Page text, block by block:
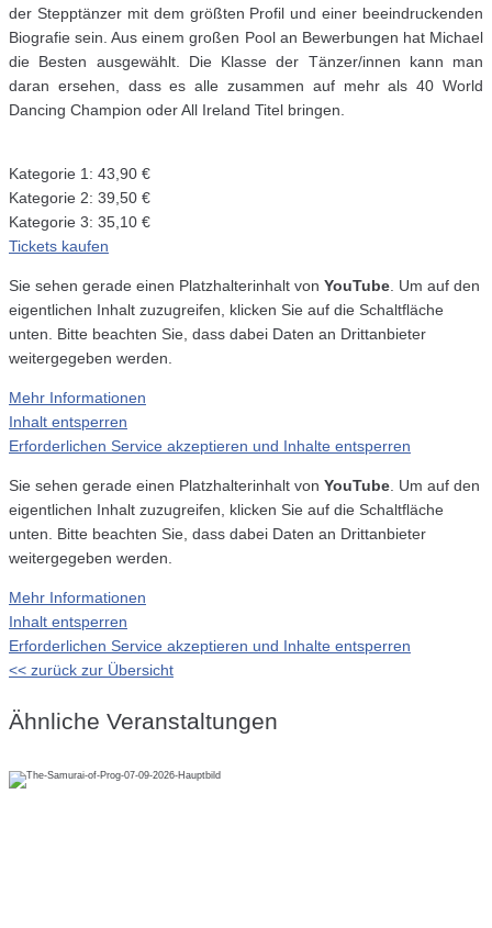
der Stepptänzer mit dem größten Profil und einer beeindruckenden
Biografie sein. Aus einem großen Pool an Bewerbungen hat Michael
die Besten ausgewählt. Die Klasse der Tänzer/innen kann man
daran ersehen, dass es alle zusammen auf mehr als 40 World
Dancing Champion oder All Ireland Titel bringen.
Kategorie 1: 43,90 €
Kategorie 2: 39,50 €
Kategorie 3: 35,10 €
Tickets kaufen
Sie sehen gerade einen Platzhalterinhalt von YouTube. Um auf den
eigentlichen Inhalt zuzugreifen, klicken Sie auf die Schaltfläche
unten. Bitte beachten Sie, dass dabei Daten an Drittanbieter
weitergegeben werden.
Mehr Informationen
Inhalt entsperren
Erforderlichen Service akzeptieren und Inhalte entsperren
Sie sehen gerade einen Platzhalterinhalt von YouTube. Um auf den
eigentlichen Inhalt zuzugreifen, klicken Sie auf die Schaltfläche
unten. Bitte beachten Sie, dass dabei Daten an Drittanbieter
weitergegeben werden.
Mehr Informationen
Inhalt entsperren
Erforderlichen Service akzeptieren und Inhalte entsperren
<< zurück zur Übersicht
Ähnliche Veranstaltungen